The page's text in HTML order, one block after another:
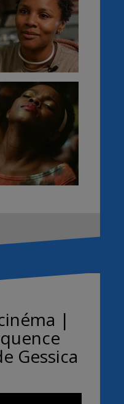
|
Gessica